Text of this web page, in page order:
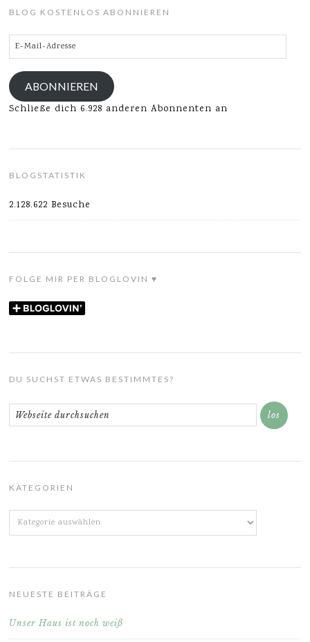
BLOG KOSTENLOS ABONNIEREN
E-
Mail-
Adresse
ABONNIEREN
Schließe dich 6.928 anderen Abonnenten an
BLOGSTATISTIK
2.128.622 Besuche
FOLGE MIR PER BLOGLOVIN ♥
DU SUCHST ETWAS BESTIMMTES?
KATEGORIEN
Kategorien
NEUESTE BEITRÄGE
Unser Haus ist noch weiß